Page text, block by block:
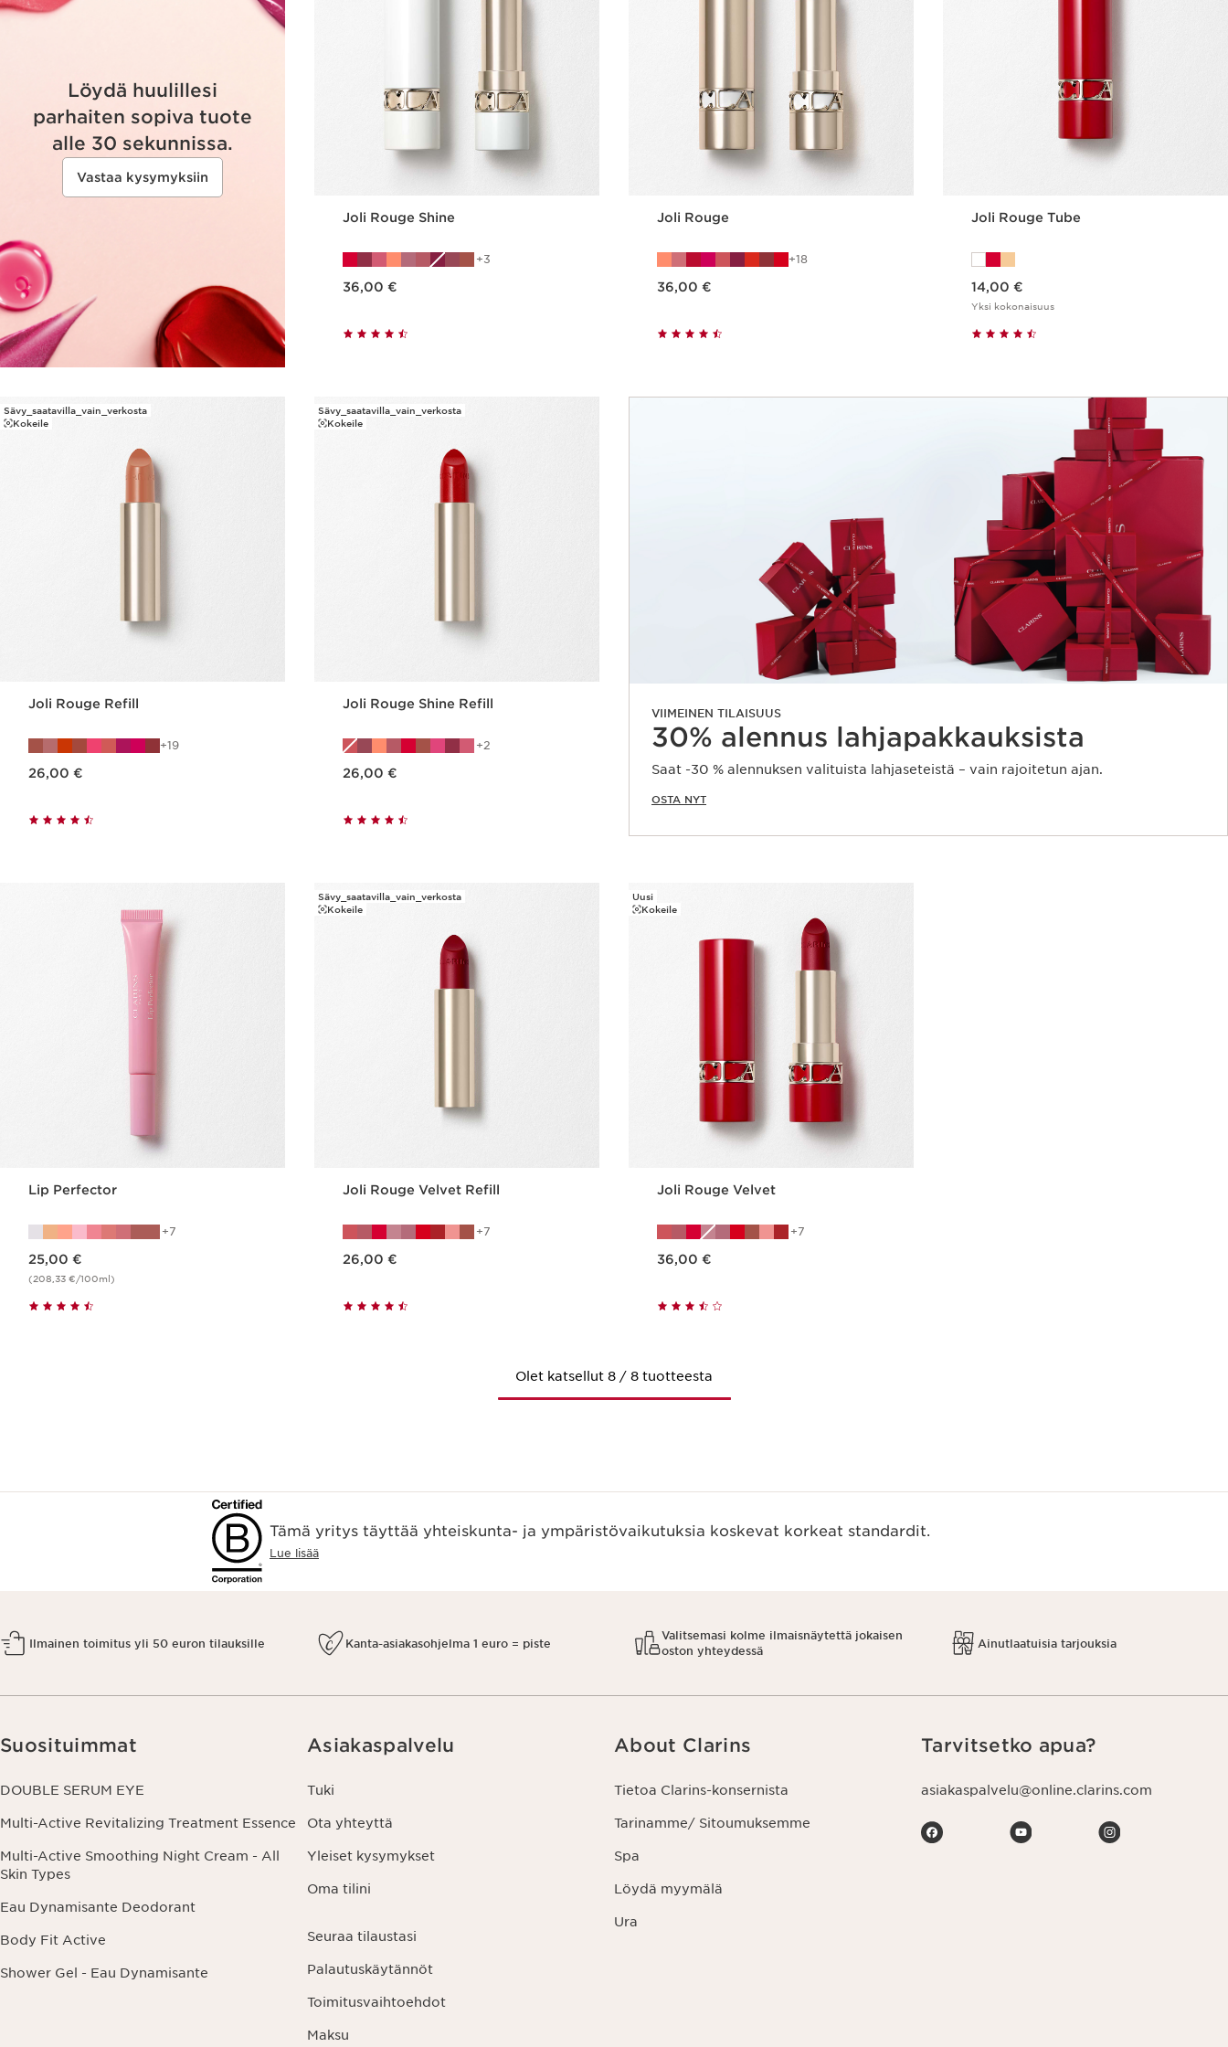
Löydä huulillesi
parhaiten sopiva tuote
alle 30 sekunnissa.
Vastaa kysymyksiin
Joli Rouge Shine
3
36,00 €
Joli Rouge
18
36,00 €
Joli Rouge Tube
14,00 €
Yksi kokonaisuus
Sävy_saatavilla_vain_verkosta
Kokeile
Joli Rouge Refill
19
26,00 €
Sävy_saatavilla_vain_verkosta
Kokeile
Joli Rouge Shine Refill
2
26,00 €
VIIMEINEN TILAISUUS
30% alennus lahjapakkauksista
Saat -30 % alennuksen valituista lahjaseteistä – vain rajoitetun ajan.
OSTA NYT
Lip Perfector
7
25,00 €
(208,33 €/100ml)
Sävy_saatavilla_vain_verkosta
Kokeile
Joli Rouge Velvet Refill
7
26,00 €
Uusi
Kokeile
Joli Rouge Velvet
7
36,00 €
Olet katsellut 8 / 8 tuotteesta
Tämä yritys täyttää yhteiskunta- ja ympäristövaikutuksia koskevat korkeat standardit.
Lue lisää
Ilmainen toimitus yli 50 euron tilauksille Kanta-asiakasohjelma 1 euro = piste
Valitsemasi kolme ilmaisnäytettä jokaisen
oston yhteydessä
Ainutlaatuisia tarjouksia
Suosituimmat
DOUBLE SERUM EYE
Multi-Active Revitalizing Treatment Essence
Multi-Active Smoothing Night Cream - All
Skin Types
Eau Dynamisante Deodorant
Body Fit Active
Shower Gel - Eau Dynamisante
Asiakaspalvelu
Tuki
Ota yhteyttä
Yleiset kysymykset
Oma tilini
Seuraa tilaustasi
Palautuskäytännöt
Toimitusvaihtoehdot
Maksu
About Clarins
Tietoa Clarins-konsernista
Tarinamme/ Sitoumuksemme
Spa
Löydä myymälä
Ura
Tarvitsetko apua?
asiakaspalvelu@online.clarins.com